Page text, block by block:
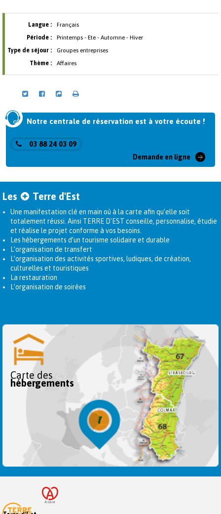
Langue :
Français
Période :
Printemps - Ete - Automne - Hiver
Type de séjour :
Groupes entreprises
Thème :
Affaires
Notre centrale de réservation est à votre écoute !
03 88 24 03 09
Demande en ligne
Les Terre d'Est
Une manifestation clé en main où à la carte afin qu’elle soit
totalement réussi. Ainsi TERRE D'EST conseille, personnalise, étudie
et réalise le projet conforme à vos besoins.
Les hébergements d’un tourisme solidaire et durable
L’organisation de transfert
L’organisation des activités sportives, ludiques, de création,
culturelles et touristiques
La restauration
L’organisation de soirées
Carte des
hébergements